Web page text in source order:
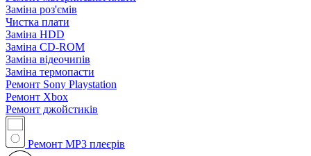
Заміна роз'ємів
Чистка плати
Заміна HDD
Заміна CD-ROM
Заміна відеочипів
Заміна термопасти
Ремонт Sony Playstation
Ремонт Xbox
Ремонт джойстиків
Ремонт MP3 плеєрів